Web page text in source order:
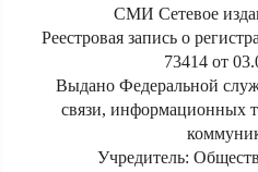
СМИ Сетевое
Реестровая запись о
73414 от
Выдано Федеральной
связи, информационных
Учредитель: